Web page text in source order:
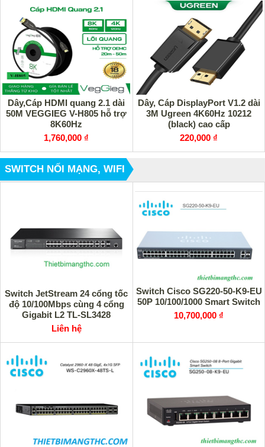
Dây,Cáp HDMI quang 2.1 dài
50M VEGGIEG V-H805 hỗ trợ
8K60Hz
1,760,000 ₫
Dây, Cáp DisplayPort V1.2 dài
3M Ugreen 4K60Hz 10212
(black) cao cấp
220,000 ₫
SWITCH NỐI MẠNG, WIFI
Switch JetStream 24 cổng tốc
độ 10/100Mbps cùng 4 cổng
Gigabit L2 TL-SL3428
Liên hệ
Switch Cisco SG220-50-K9-EU
50P 10/100/1000 Smart Switch
10,700,000 ₫